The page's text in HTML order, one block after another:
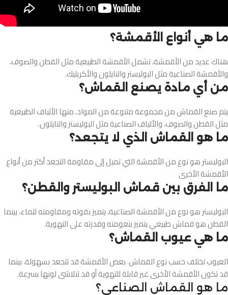
ما هي أنواع الأقمشة؟
هناك عديد من الأقمشة، تشمل الأقمشة الطبيعية مثل القطن والصوف،
والأقمشة الصناعية مثل البوليستر والنايلون والأكريليك.
من أي مادة يصنع القماش؟
يتم صنع القماش من مجموعة متنوعة من المواد، منها الألياف الطبيعية
مثل القطن والصوف، والألياف الصناعية مثل البوليستر والنايلون.
ما هو القماش الذي لا يتجعد؟
البوليستر هو نوع من الأقمشة التي تميل إلى مقاومة التجعد أكثر من أنواع
الأقمشة الأخرى
ما الفرق بين قماش البوليستر والقطن؟
البوليستر هو نوع من الأقمشة الصناعية، يتميز بقوته ومقاومته للماء، بينما
القطن هو قماش طبيعي يتميز بنعومته وقدرته على التهوية.
ما هي عيوب القماش؟
العيوب تختلف حسب نوع القماش. بعض الأقمشة قد تتجعد بسهولة، بينما
قد تكون الأقمشة الأخرى غير قابلة للتهوية أو قد تتلاشى لونها بسرعة.
ما هو القماش الصناعي؟